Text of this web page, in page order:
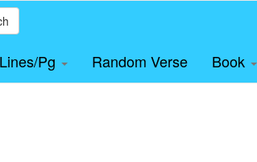
Lines/Pg Random Verse Book